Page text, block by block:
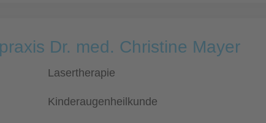
Dr. med. Christine Mayer
Lasertherapie
Kinderaugenheilkunde